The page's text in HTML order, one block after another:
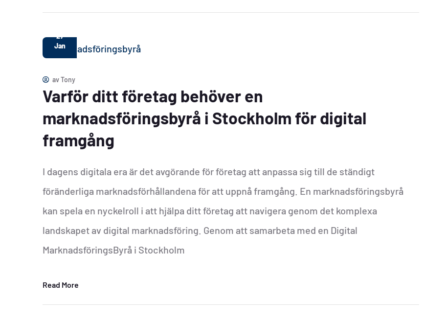
27
Jan
avTony
Varför ditt företag behöver en
marknadsföringsbyrå i Stockholm för digital
framgång
I dagens digitala era är det avgörande för företag att anpassa sig till de ständigt
föränderliga marknadsförhållandena för att uppnå framgång. En marknadsföringsbyrå
kan spela en nyckelroll i att hjälpa ditt företag att navigera genom det komplexa
landskapet av digital marknadsföring. Genom att samarbeta med en Digital
MarknadsföringsByrå i Stockholm
Read More